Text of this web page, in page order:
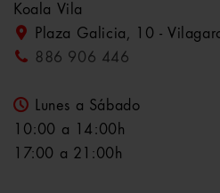
Koala Vila
Plaza Galicia, 10 -
886 906 446
Lunes a Sábado
10:00 a 14:00h
17:00 a 21:00h